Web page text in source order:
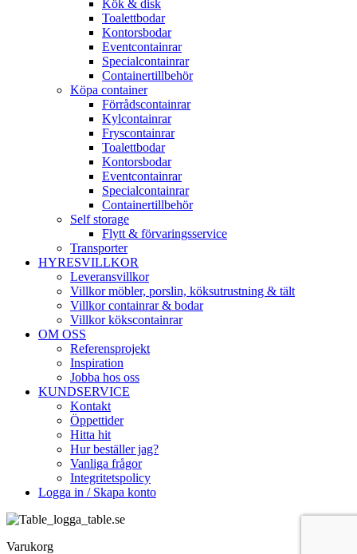
Kök & disk
Toalettbodar
Kontorsbodar
Eventcontainrar
Specialcontainrar
Containertillbehör
Köpa container
Förrådscontainrar
Kylcontainrar
Fryscontainrar
Toalettbodar
Kontorsbodar
Eventcontainrar
Specialcontainrar
Containertillbehör
Self storage
Flytt & förvaringsservice
Transporter
HYRESVILLKOR
Leveransvillkor
Villkor möbler, porslin, köksutrustning & tält
Villkor containrar & bodar
Villkor kökscontainrar
OM OSS
Referensprojekt
Inspiration
Jobba hos oss
KUNDSERVICE
Kontakt
Öppettider
Hitta hit
Hur beställer jag?
Vanliga frågor
Integritetspolicy
Logga in / Skapa konto
Varukorg